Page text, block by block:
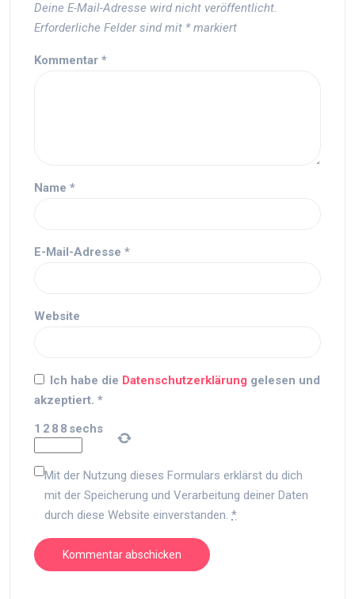
Deine E-Mail-Adresse wird nicht veröffentlicht.
Erforderliche Felder sind mit *markiert
Kommentar *
Name *
E-Mail-Adresse *
Website
Ich habe die Datenschutzerklärung gelesen und
akzeptiert. *
1 2 8 8 sechs
Mit der Nutzung dieses Formulars erklärst du dich
mit der Speicherung und Verarbeitung deiner Daten
durch diese Website einverstanden. *